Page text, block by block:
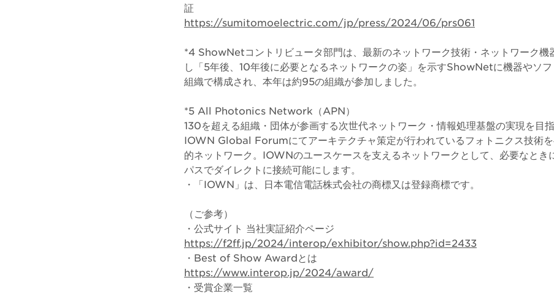
証
https://sumitomoelectric.com/jp/press/2024/06/prs061
*4 ShowNetコントリビュータ部門は、最新のネットワーク技術・ネットワーク機
し「5年後、10年後に必要となるネットワークの姿」を示すShowNetに機器やソ
組織で構成され、本年は約95の組織が参加しました。
*5 All Photonics Network（APN）
130を超える組織・団体が参画する次世代ネットワーク・情報処理基盤の実現を目
IOWN Global Forumにてアーキテクチャ策定が行われているフォトニクス技術
的ネットワーク。IOWNのユースケースを支えるネットワークとして、必要なとき
パスでダイレクトに接続可能にします。
・「IOWN」は、日本電信電話株式会社の商標又は登録商標です。
（ご参考）
・公式サイト 当社実証紹介ページ
https://f2ff.jp/2024/interop/exhibitor/show.php?id=2433
・Best of Show Awardとは
https://www.interop.jp/2024/award/
・受賞企業一覧